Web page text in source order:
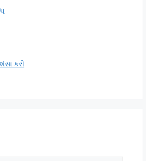
કરી